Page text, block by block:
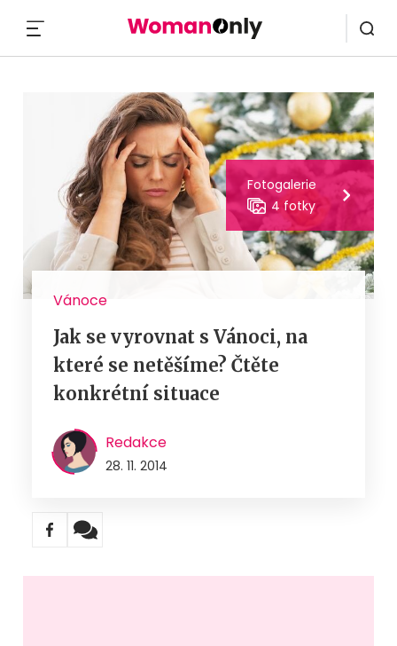
Fotogalerie
4 fotky
Vánoce
Jak se vyrovnat s Vánoci, na
které se netěšíme? Čtěte
konkrétní situace
Redakce
28. 11. 2014